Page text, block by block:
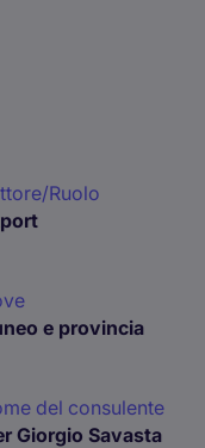
Ruolo
e provincia
del consulente
Giorgio Savasta